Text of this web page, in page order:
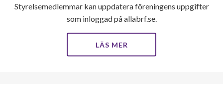
Styrelsemedlemmar kan uppdatera föreningens uppgifter
som inloggad på allabrf.se.
LÄS MER